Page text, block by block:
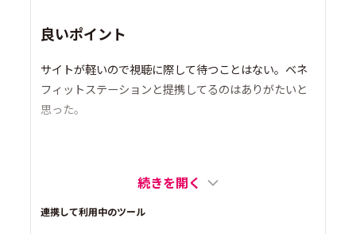
良いポイント
サイトが軽いので視聴に際して待つことはない。ベネ
フィットステーションと提携してるのはありがたいと
思った。
続きを開く
連携して利用中のツール